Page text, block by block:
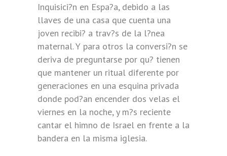
Inquisici?n en Espa?a, debido a las
llaves de una casa que cuenta una
joven recibi? a trav?s de la l?nea
maternal. Y para otros la conversi?n se
deriva de preguntarse por qu? tienen
que mantener un ritual diferente por
generaciones en una esquina privada
donde pod?an encender dos velas el
viernes en la noche, y m?s reciente
cantar el himno de Israel en frente a la
bandera en la misma iglesia.